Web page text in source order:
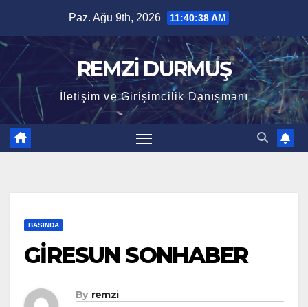
content
Paz. Ağu 9th, 2026 11:40:39 AM
REMZİ DURMUŞ
İletişim ve Girişimcilik Danışmanı
BASINDA
GİRESUN SONHABER
By remzi